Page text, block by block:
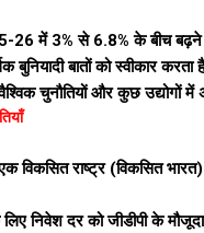
26 में 3% से 6.8% के बीच बढ़ने
बुनियादी बातों को स्वीकार
चुनौतियों और कुछ उद्योगों में
विकसित राष्ट्र (विकसित
निवेश दर को जीडीपी के